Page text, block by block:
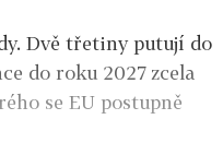
Dvě třetiny putují do
do roku 2027 zcela
se EU postupně